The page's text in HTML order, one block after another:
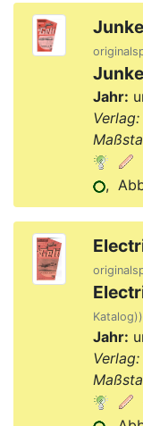
Jahr:
Verlag:
,
Katalog))
Jahr:
Verlag: